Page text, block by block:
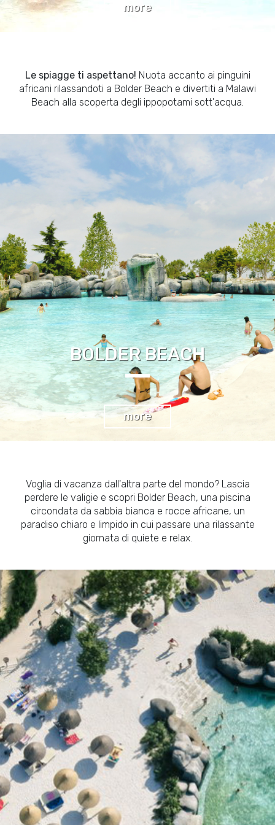
more
Le spiagge ti aspettano! Nuota accanto ai pinguini
africani rilassandoti a Bolder Beach e divertiti a Malawi
Beach alla scoperta degli ippopotami sott'acqua.
BOLDER BEACH
more
Voglia di vacanza dall'altra parte del mondo? Lascia
perdere le valigie e scopri Bolder Beach, una piscina
circondata da sabbia bianca e rocce africane, un
paradiso chiaro e limpido in cui passare una rilassante
giornata di quiete e relax.